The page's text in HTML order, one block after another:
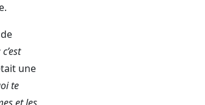
une
te